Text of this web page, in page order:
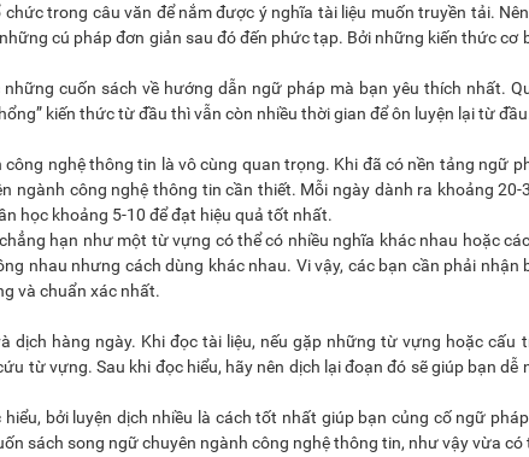
trong câu văn để nắm được ý nghĩa tài liệu muốn truyền tải.
cú pháp đơn giản sau đó đến phức tạp. Bởi những kiến thức cơ
cuốn sách về hướng dẫn ngữ pháp mà bạn yêu thích nhất.
kiến thức từ đầu thì vẫn còn nhiều thời gian để ôn luyện lại từ
nghệ thông tin là vô cùng quan trọng. Khi đã có nền tảng ngữ
ngành công nghệ thông tin cần thiết. Mỗi ngày dành ra khoảng 20-
học khoảng 5-10 để đạt hiệu quả tốt nhất.
hạn như một từ vựng có thể có nhiều nghĩa khác nhau hoặc
nhau nhưng cách dùng khác nhau. Vi vậy, các bạn cần phải nhận
và chuẩn xác nhất.
dịch hàng ngày. Khi đọc tài liệu, nếu gặp những từ vựng hoặc cấu
từ vựng. Sau khi đọc hiểu, hãy nên dịch lại đoạn đó sẽ giúp bạn dễ
bởi luyện dịch nhiều là cách tốt nhất giúp bạn củng cố ngữ
sách song ngữ chuyên ngành công nghệ thông tin, như vậy vừa có